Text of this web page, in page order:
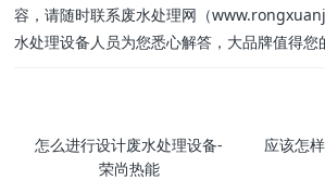
容，请随时联系废水处理网（
水处理设备人员为您悉心解答，大品牌值得您
怎么进行设计废水处理设备-
荣尚热能
应该怎